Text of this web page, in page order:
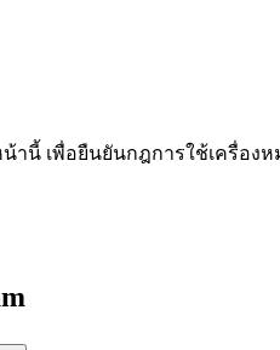
เพื่อยืนยันกฎการใช้เครื่องห